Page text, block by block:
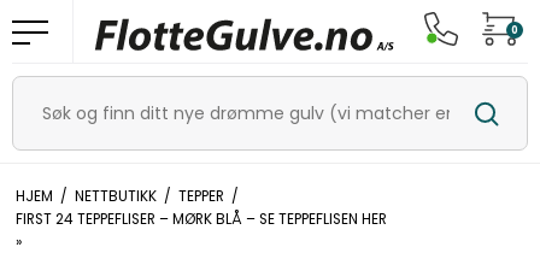
0
HJEM / NETTBUTIKK / TEPPER /
FIRST 24 TEPPEFLISER – MØRK BLÅ – SE TEPPEFLISEN HER
»